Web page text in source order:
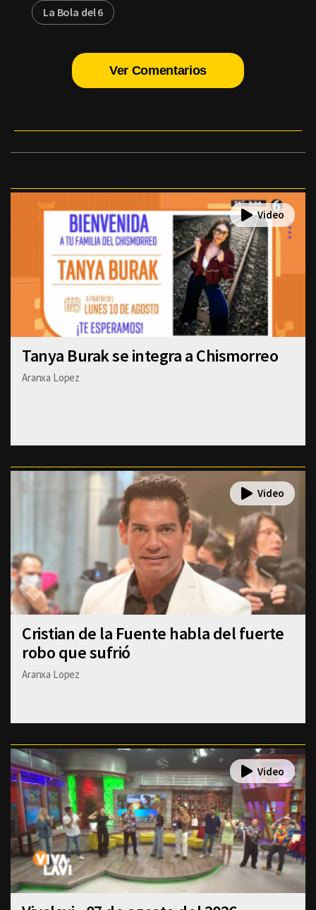
La Bola del 6
Ver Comentarios
Tanya Burak se integra a Chismorreo
Aranxa Lopez
Cristian de la Fuente habla del fuerte
robo que sufrió
Aranxa Lopez